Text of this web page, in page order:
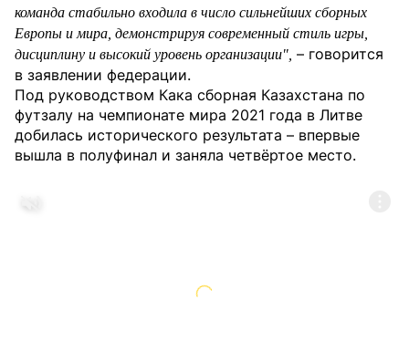
команда стабильно входила в число сильнейших сборных
Европы и мира, демонстрируя современный стиль игры,
дисциплину и высокий уровень организации", – говорится
в заявлении федерации.
Под руководством Кака сборная Казахстана по
футзалу на чемпионате мира 2021 года в Литве
добилась исторического результата – впервые
вышла в полуфинал и заняла четвёртое место.